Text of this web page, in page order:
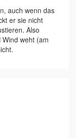
auch wenn das
er sie nicht
Also
weht (am